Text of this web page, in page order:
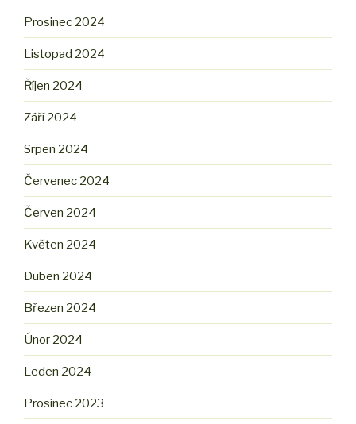
Prosinec 2024
Listopad 2024
Říjen 2024
Září 2024
Srpen 2024
Červenec 2024
Červen 2024
Květen 2024
Duben 2024
Březen 2024
Únor 2024
Leden 2024
Prosinec 2023